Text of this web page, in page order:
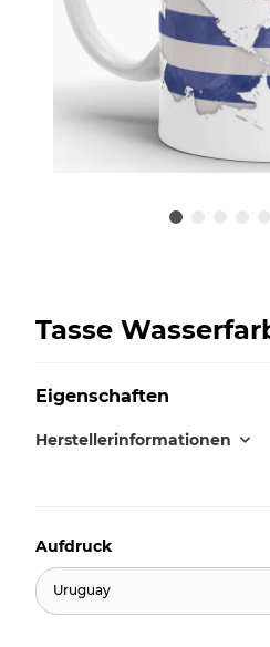
Tasse
Eigenschaften
Herstellerinformationen
Aufdruck
Uruguay